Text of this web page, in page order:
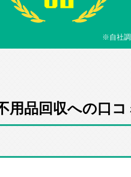
※自社
用品回収への口